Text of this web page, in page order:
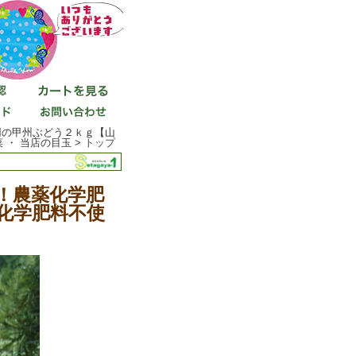
甲州ぶどう２ｋｇ【山
・ 当店の目玉 > トップ
農薬化学肥
学肥料不使